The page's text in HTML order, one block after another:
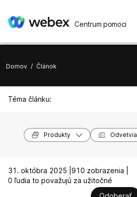
Centrum pomoci
Domov / Článok
Téma článku:
Produkty Odvetvia
31. októbra 2025 | 910 zobrazenia |
0 ľudia to považujú za užitočné